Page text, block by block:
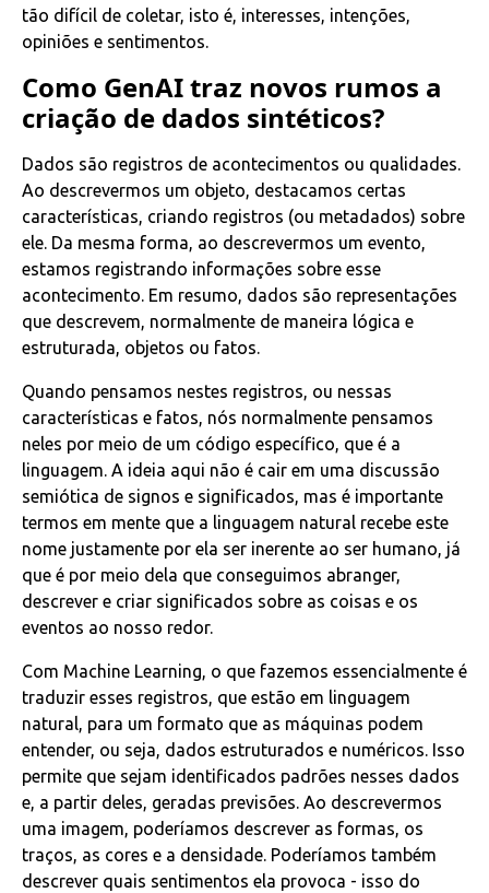
tão difícil de coletar, isto é, interesses, intenções,
opiniões e sentimentos.
Como GenAI traz novos rumos a
criação de dados sintéticos?
Dados são registros de acontecimentos ou qualidades.
Ao descrevermos um objeto, destacamos certas
características, criando registros (ou metadados) sobre
ele. Da mesma forma, ao descrevermos um evento,
estamos registrando informações sobre esse
acontecimento. Em resumo, dados são representações
que descrevem, normalmente de maneira lógica e
estruturada, objetos ou fatos.
Quando pensamos nestes registros, ou nessas
características e fatos, nós normalmente pensamos
neles por meio de um código específico, que é a
linguagem. A ideia aqui não é cair em uma discussão
semiótica de signos e significados, mas é importante
termos em mente que a linguagem natural recebe este
nome justamente por ela ser inerente ao ser humano, já
que é por meio dela que conseguimos abranger,
descrever e criar significados sobre as coisas e os
eventos ao nosso redor.
Com Machine Learning, o que fazemos essencialmente é
traduzir esses registros, que estão em linguagem
natural, para um formato que as máquinas podem
entender, ou seja, dados estruturados e numéricos. Isso
permite que sejam identificados padrões nesses dados
e, a partir deles, geradas previsões. Ao descrevermos
uma imagem, poderíamos descrever as formas, os
traços, as cores e a densidade. Poderíamos também
descrever quais sentimentos ela provoca - isso do